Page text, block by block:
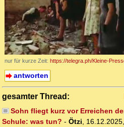
nur für kurze Zeit: https://telegra.ph/Kleine-
antworten
gesamter Thread:
Sohn fliegt kurz vor Erreichen
Schule: was tun? - Ötzi,